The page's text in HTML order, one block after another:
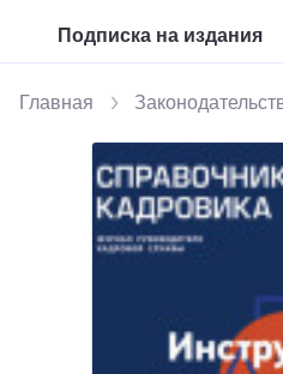
Подписка на издания
Главная